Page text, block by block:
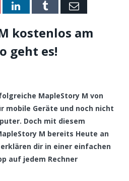
LinkedInTumblrEmail
kostenlos am
geht es!
MapleStory M von
mobile Geräte und noch nicht
Doch mit diesem
M bereits Heute an
dir in einer einfachen
auf jedem Rechner